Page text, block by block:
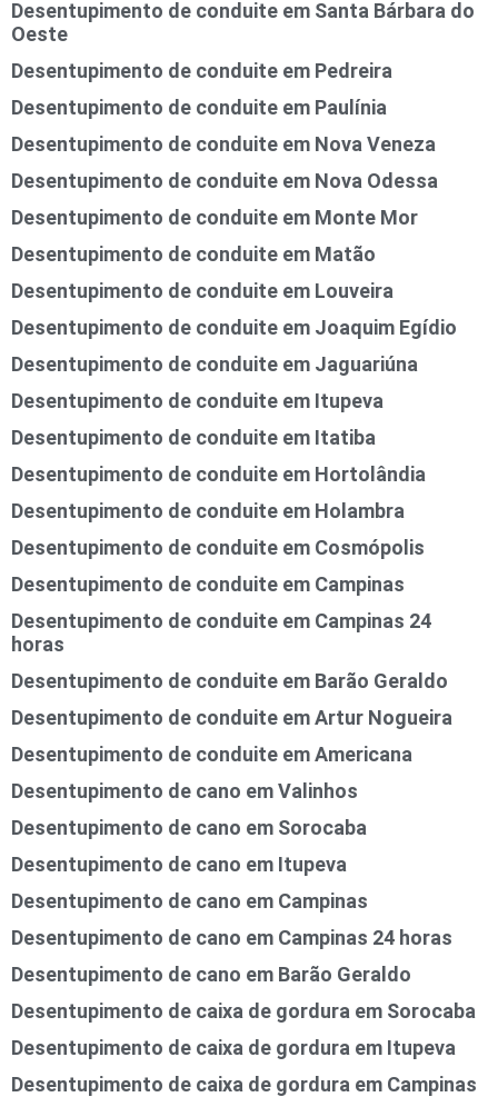
Desentupimento de conduite em Santa Bárbara do
Oeste
Desentupimento de conduite em Pedreira
Desentupimento de conduite em Paulínia
Desentupimento de conduite em Nova Veneza
Desentupimento de conduite em Nova Odessa
Desentupimento de conduite em Monte Mor
Desentupimento de conduite em Matão
Desentupimento de conduite em Louveira
Desentupimento de conduite em Joaquim Egídio
Desentupimento de conduite em Jaguariúna
Desentupimento de conduite em Itupeva
Desentupimento de conduite em Itatiba
Desentupimento de conduite em Hortolândia
Desentupimento de conduite em Holambra
Desentupimento de conduite em Cosmópolis
Desentupimento de conduite em Campinas
Desentupimento de conduite em Campinas 24
horas
Desentupimento de conduite em Barão Geraldo
Desentupimento de conduite em Artur Nogueira
Desentupimento de conduite em Americana
Desentupimento de cano em Valinhos
Desentupimento de cano em Sorocaba
Desentupimento de cano em Itupeva
Desentupimento de cano em Campinas
Desentupimento de cano em Campinas 24 horas
Desentupimento de cano em Barão Geraldo
Desentupimento de caixa de gordura em Sorocaba
Desentupimento de caixa de gordura em Itupeva
Desentupimento de caixa de gordura em Campinas